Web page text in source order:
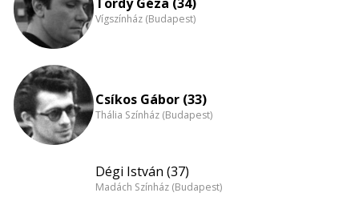
Vígszínház (Budapest)
Csíkos Gábor (33)
Thália Színház (Budapest)
Dégi István (37)
Madách Színház (Budapest)